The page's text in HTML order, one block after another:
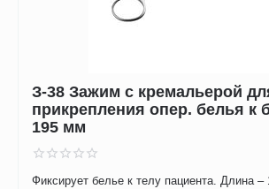
З-38 Зажим с кремальерой
прикрепления опер. белья к
195 мм
Фиксирует белье к телу пациента. Длина